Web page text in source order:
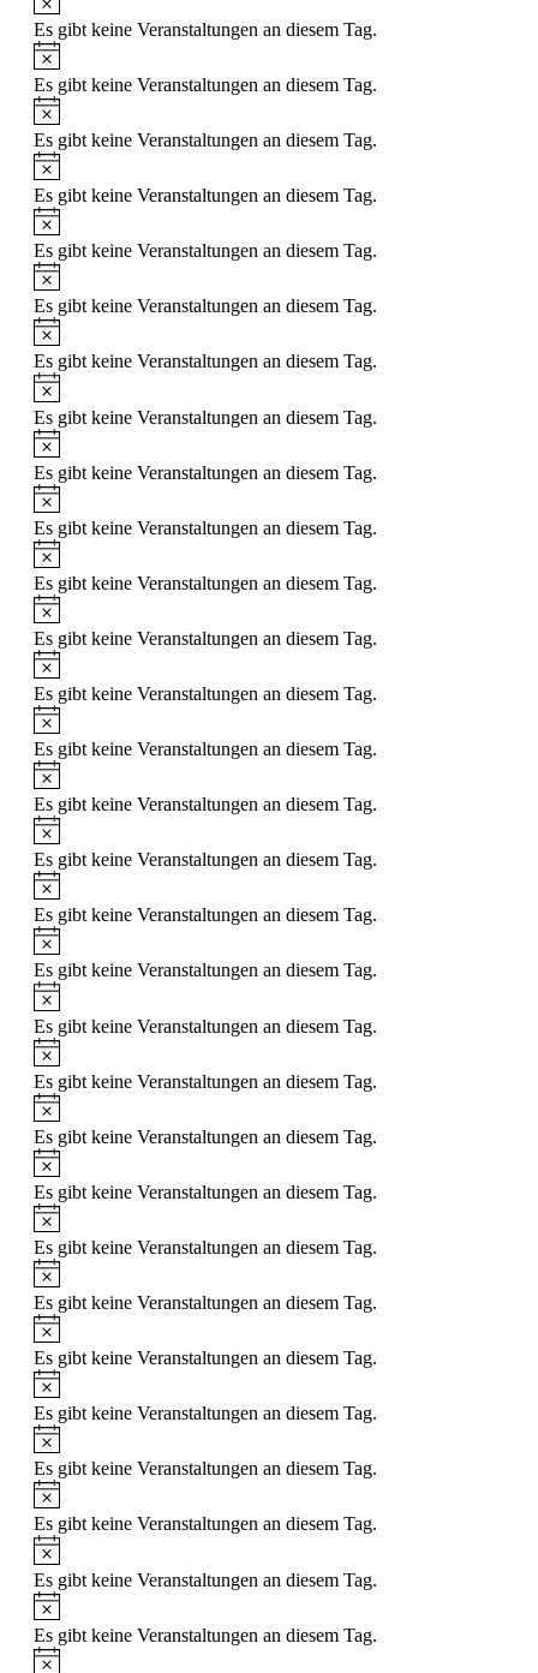
Es gibt keine Veranstaltungen an diesem Tag.
Hinweis
Es gibt keine Veranstaltungen an diesem Tag.
Hinweis
Es gibt keine Veranstaltungen an diesem Tag.
Hinweis
Es gibt keine Veranstaltungen an diesem Tag.
Hinweis
Es gibt keine Veranstaltungen an diesem Tag.
Hinweis
Es gibt keine Veranstaltungen an diesem Tag.
Hinweis
Es gibt keine Veranstaltungen an diesem Tag.
Hinweis
Es gibt keine Veranstaltungen an diesem Tag.
Hinweis
Es gibt keine Veranstaltungen an diesem Tag.
Hinweis
Es gibt keine Veranstaltungen an diesem Tag.
Hinweis
Es gibt keine Veranstaltungen an diesem Tag.
Hinweis
Es gibt keine Veranstaltungen an diesem Tag.
Hinweis
Es gibt keine Veranstaltungen an diesem Tag.
Hinweis
Es gibt keine Veranstaltungen an diesem Tag.
Hinweis
Es gibt keine Veranstaltungen an diesem Tag.
Hinweis
Es gibt keine Veranstaltungen an diesem Tag.
Hinweis
Es gibt keine Veranstaltungen an diesem Tag.
Hinweis
Es gibt keine Veranstaltungen an diesem Tag.
Hinweis
Es gibt keine Veranstaltungen an diesem Tag.
Hinweis
Es gibt keine Veranstaltungen an diesem Tag.
Hinweis
Es gibt keine Veranstaltungen an diesem Tag.
Hinweis
Es gibt keine Veranstaltungen an diesem Tag.
Hinweis
Es gibt keine Veranstaltungen an diesem Tag.
Hinweis
Es gibt keine Veranstaltungen an diesem Tag.
Hinweis
Es gibt keine Veranstaltungen an diesem Tag.
Hinweis
Es gibt keine Veranstaltungen an diesem Tag.
Hinweis
Es gibt keine Veranstaltungen an diesem Tag.
Hinweis
Es gibt keine Veranstaltungen an diesem Tag.
Hinweis
Es gibt keine Veranstaltungen an diesem Tag.
Hinweis
Es gibt keine Veranstaltungen an diesem Tag.
Hinweis